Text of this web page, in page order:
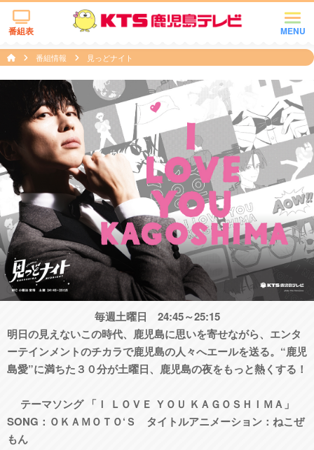
MENU
番組表
番組情報 見っどナイト
毎週土曜日 24:45～25:15
明日の見えないこの時代、鹿児島に思いを寄せながら、エンタ
ーテインメントのチカラで鹿児島の人々へエールを送る。“鹿児
島愛”に満ちた３０分が土曜日、鹿児島の夜をもっと熱くする！
テーマソング 「Ｉ ＬＯＶＥ ＹＯＵ ＫＡＧＯＳＨＩＭＡ」
SONG：ＯＫＡＭＯＴＯ‘Ｓ タイトルアニメーション：ねこぜ
もん